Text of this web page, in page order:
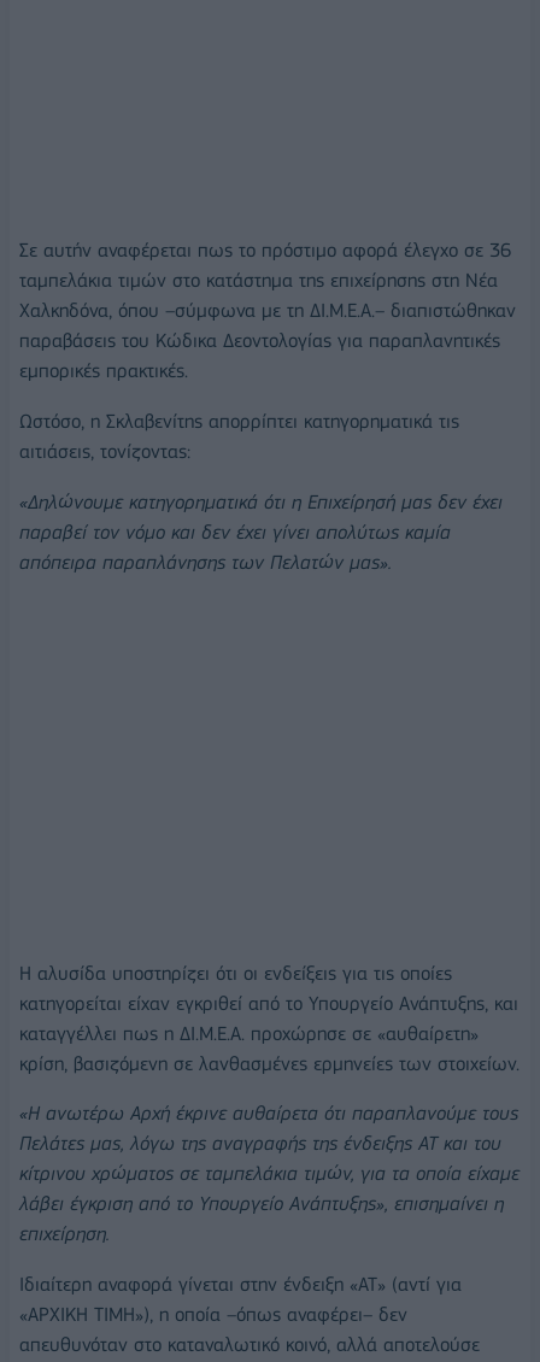
Σε αυτήν αναφέρεται πως το πρόστιμο αφορά έλεγχο σε 36
ταμπελάκια τιμών στο κατάστημα της επιχείρησης στη Νέα
Χαλκηδόνα, όπου –σύμφωνα με τη ΔΙ.Μ.Ε.Α.– διαπιστώθηκαν
παραβάσεις του Κώδικα Δεοντολογίας για παραπλανητικές
εμπορικές πρακτικές.
Ωστόσο, η Σκλαβενίτης απορρίπτει κατηγορηματικά τις
αιτιάσεις, τονίζοντας:
«Δηλώνουμε κατηγορηματικά ότι η Επιχείρησή μας δεν έχει
παραβεί τον νόμο και δεν έχει γίνει απολύτως καμία
απόπειρα παραπλάνησης των Πελατών μας».
Η αλυσίδα υποστηρίζει ότι οι ενδείξεις για τις οποίες
κατηγορείται είχαν εγκριθεί από το Υπουργείο Ανάπτυξης, και
καταγγέλλει πως η ΔΙ.Μ.Ε.Α. προχώρησε σε «αυθαίρετη»
κρίση, βασιζόμενη σε λανθασμένες ερμηνείες των στοιχείων.
«Η ανωτέρω Αρχή έκρινε αυθαίρετα ότι παραπλανούμε τους
Πελάτες μας, λόγω της αναγραφής της ένδειξης ΑΤ και του
κίτρινου χρώματος σε ταμπελάκια τιμών, για τα οποία είχαμε
λάβει έγκριση από το Υπουργείο Ανάπτυξης», επισημαίνει η
επιχείρηση.
Ιδιαίτερη αναφορά γίνεται στην ένδειξη «ΑΤ» (αντί για
«ΑΡΧΙΚΗ ΤΙΜΗ»), η οποία –όπως αναφέρει– δεν
απευθυνόταν στο καταναλωτικό κοινό, αλλά αποτελούσε